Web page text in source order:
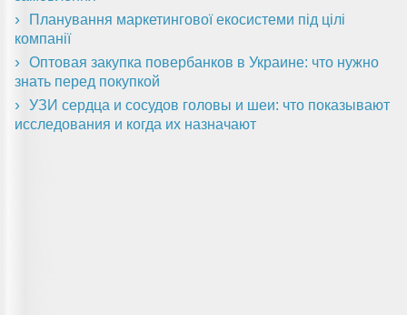
Планування маркетингової екосистеми під цілі
компанії
Оптовая закупка повербанков в Украине: что нужно
знать перед покупкой
УЗИ сердца и сосудов головы и шеи: что показывают
исследования и когда их назначают